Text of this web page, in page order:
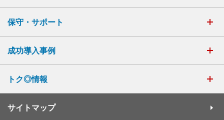
保守・サポート
成功導入事例
トク◎情報
サイトマップ